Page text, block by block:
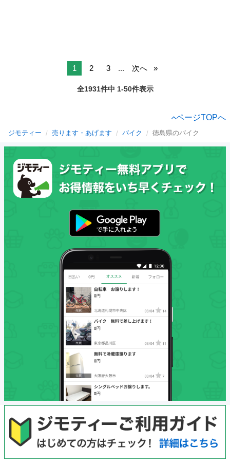
1 2 3 ... 次へ
全1931件中 1-50件表示
ページTOPへ
ジモティー 売ります・あげます バイク 徳島県のバイク